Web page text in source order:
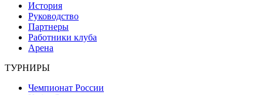
История
Руководство
Партнеры
Работники клуба
Арена
ТУРНИРЫ
Чемпионат России